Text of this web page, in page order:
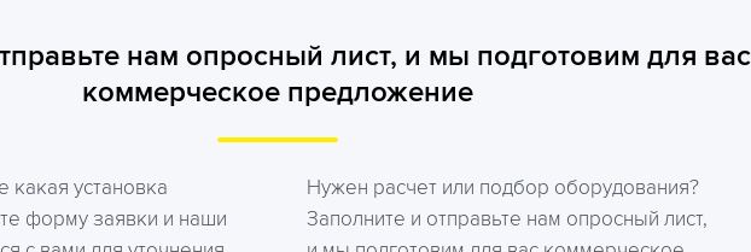
нам опросный лист, и мы подготовим для вас
коммерческое предложение
какая установка
форму заявки и наши
Нужен расчет или подбор оборудования?
Заполните и отправьте нам опросный лист,